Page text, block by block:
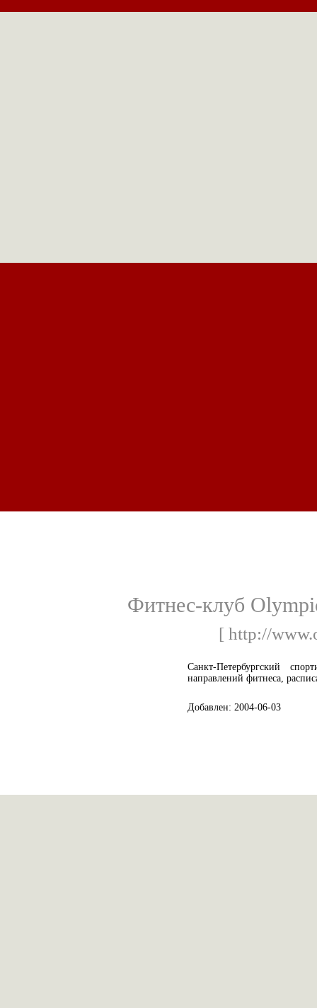
Фитнес-клуб
[ http://
Санкт-Петербургский
направлений фитнеса,
Добавлен: 2004-06-03